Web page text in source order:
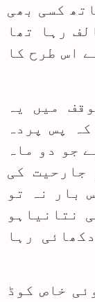
کسی بھی
رہا تھا
اس طرح کا
میں یہ
پس پردہ
جو دو ماہ
جارحیت کی
بار نہ تو
نتانیاہو
رہا
خاص کوڈ